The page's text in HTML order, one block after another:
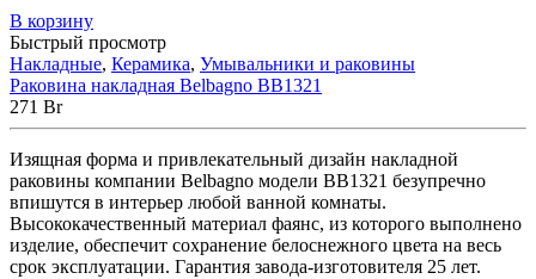
В корзину
Быстрый просмотр
Накладные, Керамика, Умывальники и раковины
Раковина накладная Belbagno BB1321
271 Br
Изящная форма и привлекательный дизайн накладной
раковины компании Belbagno модели ВВ1321 безупречно
впишутся в интерьер любой ванной комнаты.
Высококачественный материал фаянс, из которого выполнено
изделие, обеспечит сохранение белоснежного цвета на весь
срок эксплуатации. Гарантия завода-изготовителя 25 лет.